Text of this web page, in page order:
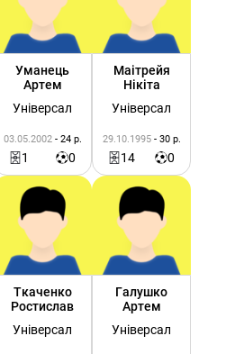
Уманець
Артем
Універсал
03.05.2002 - 24 р.
1 0
Маітрейя
Нікіта
Універсал
29.10.1995 - 30 р.
14 0
Ткаченко
Ростислав
Універсал
Галушко
Артем
Універсал